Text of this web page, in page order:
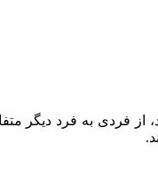
از فردی به فرد